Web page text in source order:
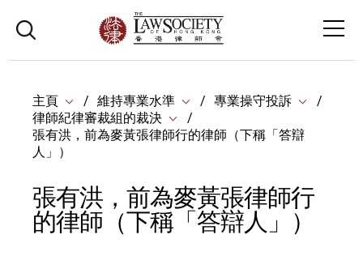
主頁 維持專業水準
專業操守投訴
律師紀律審裁組的裁決
張有洪，前為麥黃張律師行的律師（下稱「答辯
人」）
張有洪，前為麥黃張律師行
的律師（下稱「答辯人」）